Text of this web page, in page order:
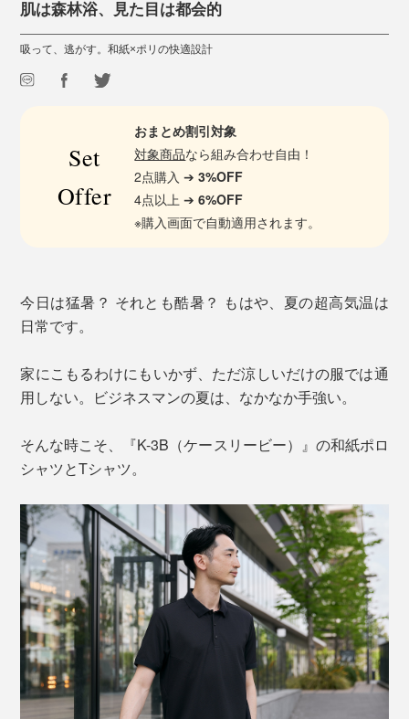
肌は森林浴、見た目は都会的
吸って、逃がす。和紙×ポリの快適設計
Set
Offer
おまとめ割引対象
対象商品なら組み合わせ自由！
2点購入 ➔3%OFF
4点以上 ➔6%OFF
※購入画面で自動適用されます。
今日は猛暑？ それとも酷暑？ もはや、夏の超高気温は
日常です。
家にこもるわけにもいかず、ただ涼しいだけの服では通
用しない。ビジネスマンの夏は、なかなか手強い。
そんな時こそ、『K-3B（ケースリービー）』の和紙ポロ
シャツとTシャツ。